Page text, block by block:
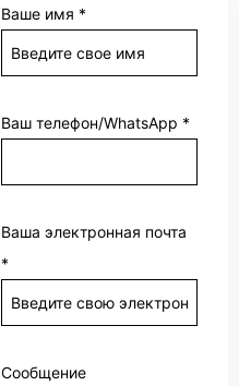
Ваше имя *
Ваш телефон/WhatsApp *
Ваша электронная почта
*
Сообщение